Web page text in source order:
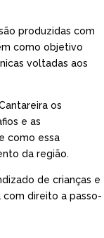
produzidas com
como objetivo
voltadas aos
os
e as
como essa
da região.
de crianças e
com direito a passo-